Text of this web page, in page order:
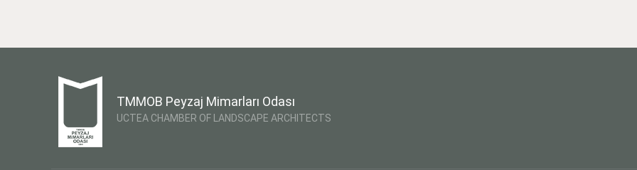
TMMOB Peyzaj Mimarları Odası
UCTEA CHAMBER OF LANDSCAPE ARCHITECTS